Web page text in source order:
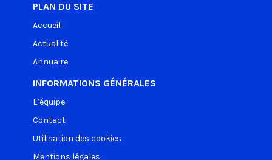
PLAN DU SITE
Accueil
Actualité
Annuaire
INFORMATIONS GÉNÉRALES
L’équipe
Contact
Utilisation des cookies
Mentions légales